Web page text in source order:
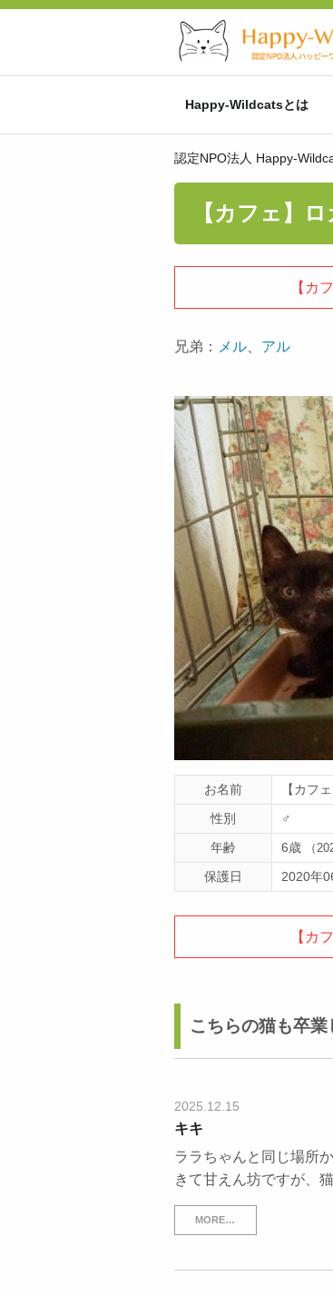
Happy-Wildcatsとは
認定NPO法人 Happy-
【カフェ】ロ
【カ
兄弟： メル アル
お名前
【カフ
性別
♂
年齢
6歳 （
保護日 2020年
【カ
こちらの猫も卒業
2025.12.15
キキ
ララちゃんと同じ場所
きて甘えん坊ですが、
MORE…